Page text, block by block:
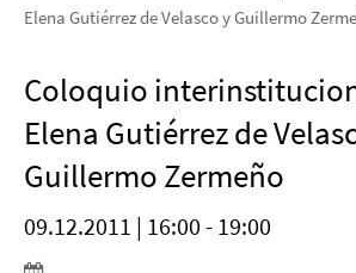
Elena Gutiérrez de Velasco y Guillermo
Coloquio
Elena Gutiérrez de
Guillermo Zermeño
09.12.2011 | 16:00 - 19:00